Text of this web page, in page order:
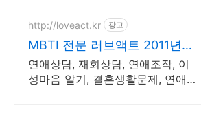
http://loveact.kr 광고
MBTI 전문 러브액트 2011년
개업 오랜 업력
연애상담, 재회상담, 연애조작, 이
성마음 알기, 결혼생활문제, 연애